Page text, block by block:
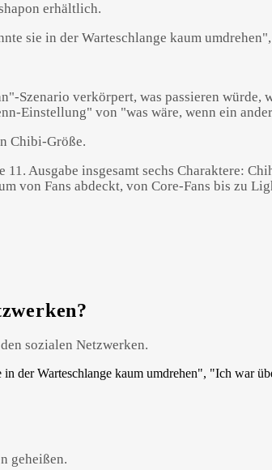
erhältlich.
Szenario verkörpert, was passieren
Einstellung" von "was wäre, wenn ein
Chibi-Größe.
Ausgabe insgesamt sechs Charaktere:
von Fans abdeckt, von Core-Fans bis zu
sozialen Netzwerken.
geheißen.